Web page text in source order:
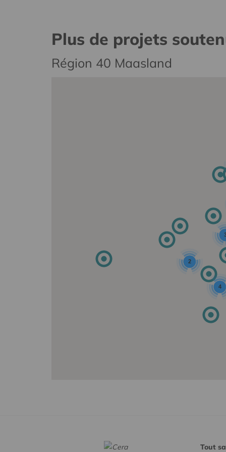
Plus de projets
Région 40 Maasland
2
4
Tout